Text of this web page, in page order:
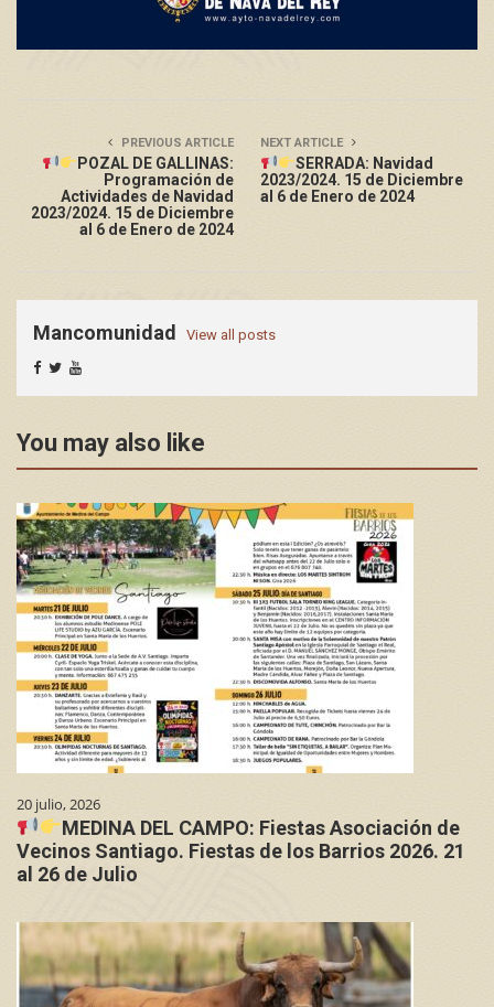
PREVIOUS ARTICLE
POZAL DE GALLINAS:
Programación de
Actividades de Navidad
2023/2024. 15 de Diciembre
al 6 de Enero de 2024
NEXT ARTICLE
SERRADA: Navidad
2023/2024. 15 de Diciembre
al 6 de Enero de 2024
Mancomunidad View all posts
You may also like
20 julio, 2026
MEDINA DEL CAMPO: Fiestas Asociación de
Vecinos Santiago. Fiestas de los Barrios 2026. 21
al 26 de Julio